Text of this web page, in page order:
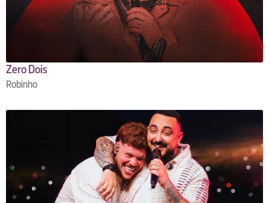
Zero Dois
Robinho